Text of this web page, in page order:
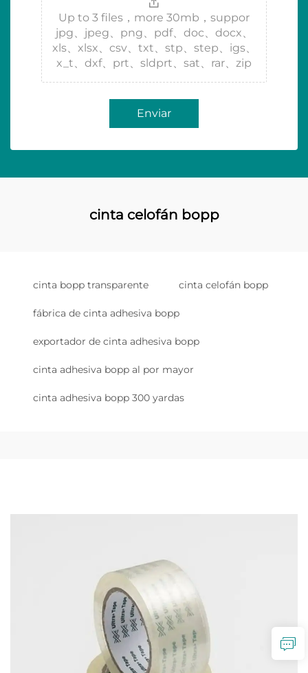
Up to 3 files，more 30mb，suppor
jpg、jpeg、png、pdf、doc、docx、
xls、xlsx、csv、txt、stp、step、igs、
x_t、dxf、prt、sldprt、sat、rar、zip
Enviar
cinta celofán bopp
cinta bopp transparente cinta celofán bopp
fábrica de cinta adhesiva bopp
exportador de cinta adhesiva bopp
cinta adhesiva bopp al por mayor
cinta adhesiva bopp 300 yardas